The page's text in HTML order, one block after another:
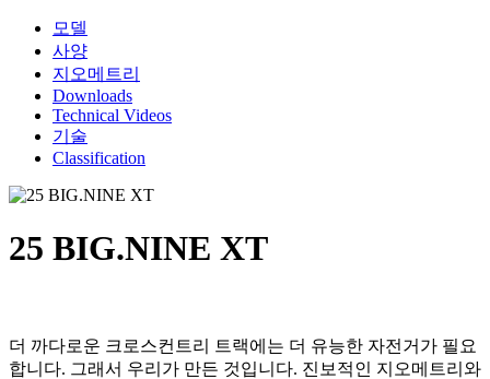
모델
사양
지오메트리
Downloads
Technical Videos
기술
Classification
25 BIG.NINE XT
더 까다로운 크로스컨트리 트랙에는 더 유능한 자전거가 필요
합니다. 그래서 우리가 만든 것입니다. 진보적인 지오메트리와